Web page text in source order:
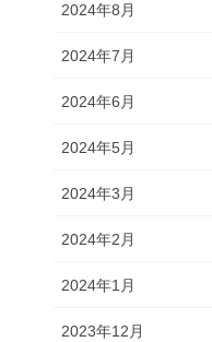
2024年8月
2024年7月
2024年6月
2024年5月
2024年3月
2024年2月
2024年1月
2023年12月